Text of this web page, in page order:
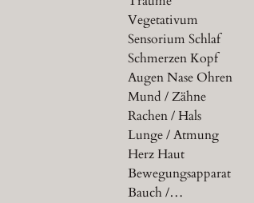
Vegetativum
Sensorium Schlaf
Schmerzen Kopf
Augen Nase Ohren
Mund / Zähne
Rachen / Hals
Lunge / Atmung
Herz Haut
Bewegungsapparat
Bauch /…